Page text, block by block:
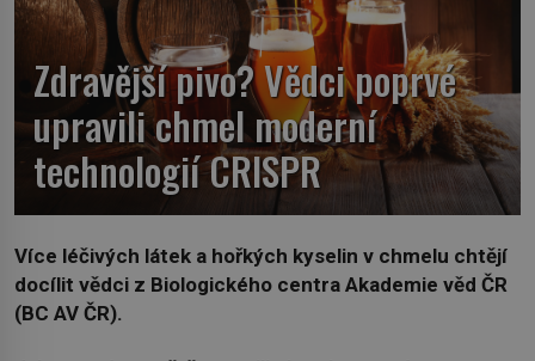
Zdravější pivo? Vědci poprvé
upravili chmel moderní
technologií CRISPR
Více léčivých látek a hořkých kyselin v chmelu chtějí
docílit vědci z Biologického centra Akademie věd ČR
(BC AV ČR).